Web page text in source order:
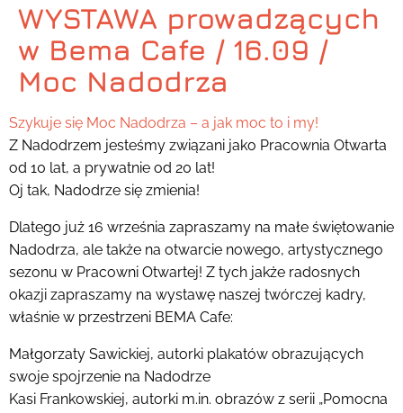
WYSTAWA prowadzących
w Bema Cafe / 16.09 /
Moc Nadodrza
Szykuje się Moc Nadodrza – a jak moc to i my!
Z Nadodrzem jesteśmy związani jako Pracownia Otwarta
od 10 lat, a prywatnie od 20 lat!
Oj tak, Nadodrze się zmienia!
Dlatego już 16 września zapraszamy na małe świętowanie
Nadodrza, ale także na otwarcie nowego, artystycznego
sezonu w Pracowni Otwartej! Z tych jakże radosnych
okazji zapraszamy na wystawę naszej twórczej kadry,
właśnie w przestrzeni BEMA Cafe:
Małgorzaty Sawickiej, autorki plakatów obrazujących
swoje spojrzenie na Nadodrze
Kasi Frankowskiej, autorki m.in. obrazów z serii „Pomocna